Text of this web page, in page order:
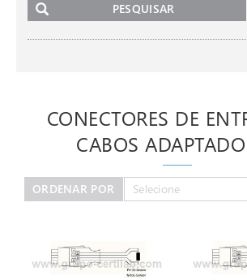
PESQUISAR
CONECTORES DE
CABOS
ORDENAR POR Selecione